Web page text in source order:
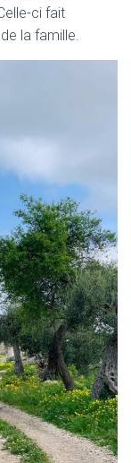
ci fait
la famille.